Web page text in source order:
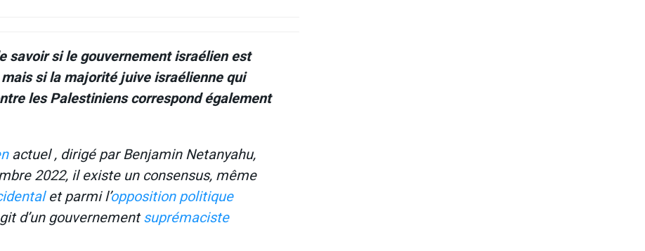
savoir si le gouvernement israélien est
si la majorité juive israélienne qui
les Palestiniens correspond également
actuel , dirigé par Benjamin Netanyahu,
2022, il existe un consensus, même
et parmi l’oppositionpolitique
d’un gouvernementsuprémaciste